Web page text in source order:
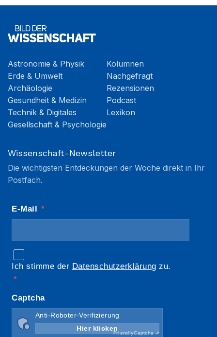
Astronomie & Physik
Erde & Umwelt
Archäologie
Gesundheit & Medizin
Technik & Digitales
Gesellschaft & Psychologie
Kolumnen
Nachgefragt
Rezensionen
Podcast
Lexikon
Wissenschaft-Newsletter
Die wichtigsten Entdeckungen der Woche direkt in Ihr
Postfach.